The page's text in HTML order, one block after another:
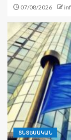
07/08/2026
ՏՆՏԵՍԱԿԱՆ